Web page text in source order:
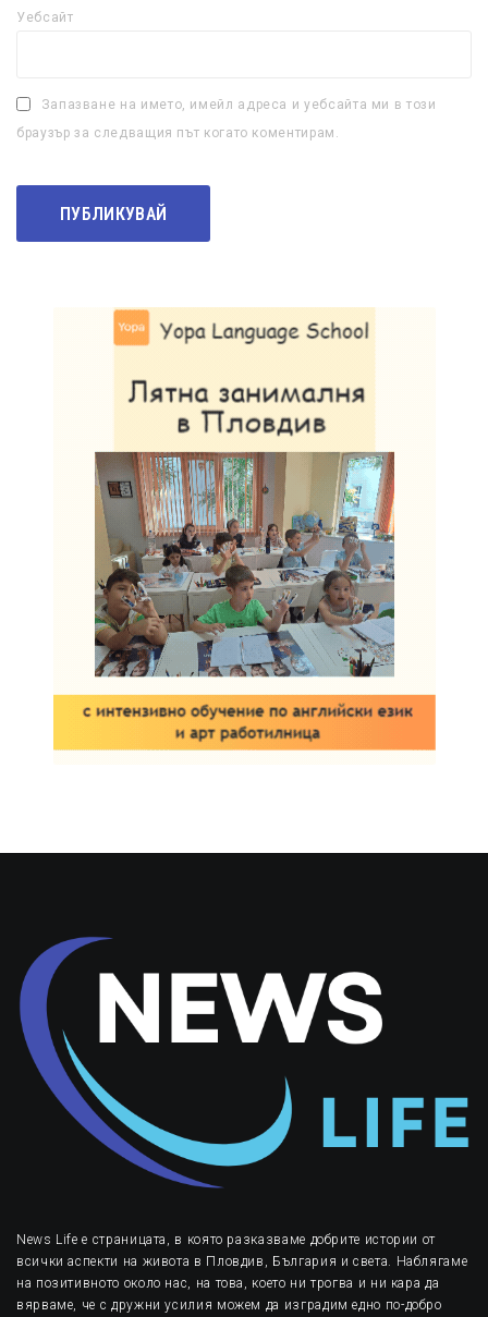
Уебсайт
Запазване на името, имейл адреса и уебсайта ми в този
браузър за следващия път когато коментирам.
News Life е страницата, в която разказваме добрите истории от
всички аспекти на живота в Пловдив, България и света. Наблягаме
на позитивното около нас, на това, което ни трогва и ни кара да
вярваме, че с дружни усилия можем да изградим едно по-добро